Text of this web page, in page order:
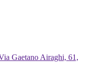
Gaetano Airaghi, 61,